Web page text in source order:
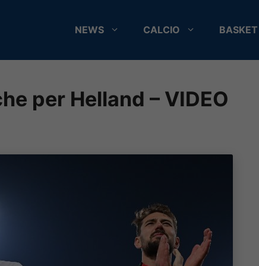
NEWS CALCIO BASKET
per Helland – VIDEO